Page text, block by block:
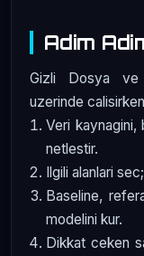
Adim
Gizli Dosya ve
uzerinde
Veri kaynagini,
netlestir.
Ilgili alanlari
Baseline,
modelini kur.
Dikkat ceken